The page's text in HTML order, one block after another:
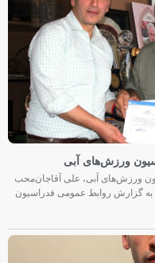
ورزش‌های آبی
ورزش‌های آبی، علی آقاجان‌محب
گزارش روابط عمومی فدراسیون